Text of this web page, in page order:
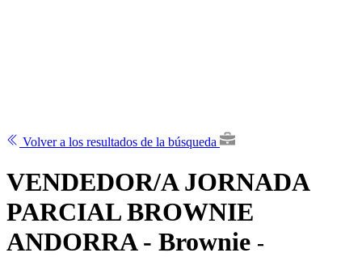
Volver a los resultados de la búsqueda
VENDEDOR/A JORNADA
PARCIAL BROWNIE
ANDORRA - Brownie -